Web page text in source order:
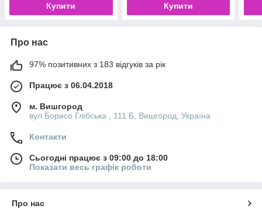
Купити Купити
Про нас
97% позитивних з 183 відгуків за рік
Працює з 06.04.2018
м. Вишгород
вул.Борисо Глібська , 111 Б, Вишгород, Україна
Контакти
Сьогодні працює з 09:00 до 18:00
Показати весь графік роботи
Про нас